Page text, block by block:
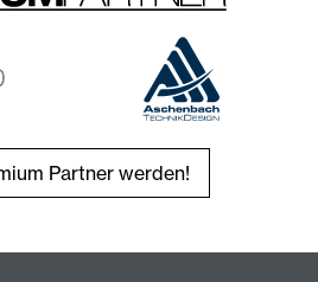
Partner werden!